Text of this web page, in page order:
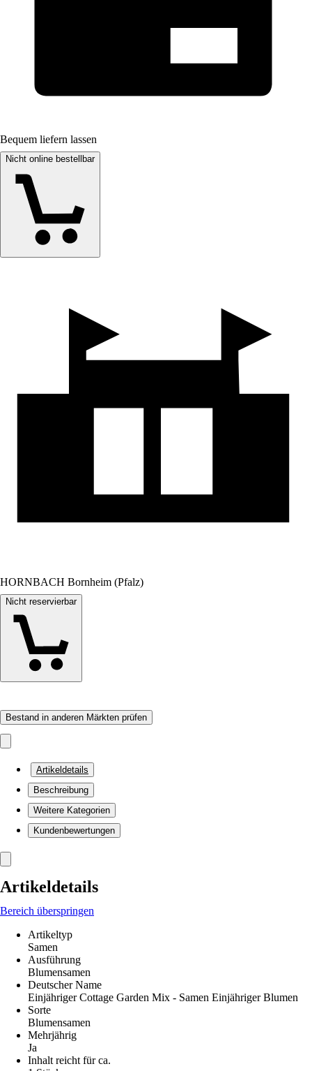
Bequem liefern lassen
Nicht online bestellbar
HORNBACH Bornheim (Pfalz)
Nicht reservierbar
Bestand in anderen Märkten prüfen
Artikeldetails
Beschreibung
Weitere Kategorien
Kundenbewertungen
Artikeldetails
Bereich überspringen
Artikeltyp
Samen
Ausführung
Blumensamen
Deutscher Name
Einjähriger Cottage Garden Mix - Samen Einjähriger Blumen
Sorte
Blumensamen
Mehrjährig
Ja
Inhalt reicht für ca.